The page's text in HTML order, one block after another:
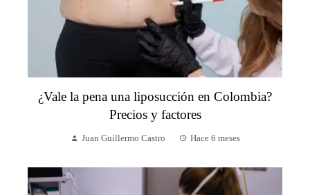
¿Vale la pena una liposucción en Colombia?
Precios y factores
Juan Guillermo Castro Hace 6 meses